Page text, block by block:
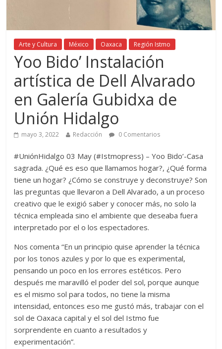
Arte y Cultura México Oaxaca Región Istmo
Yoo Bido’ Instalación
artística de Dell Alvarado
en Galería Gubidxa de
Unión Hidalgo
mayo 3, 2022 Redacción 0 Comentarios
#UniónHidalgo 03 May (#Istmopress) – Yoo Bido’-Casa
sagrada. ¿Qué es eso que llamamos hogar?, ¿Qué forma
tiene un hogar? ¿Cómo se construye y deconstruye? Son
las preguntas que llevaron a Dell Alvarado, a un proceso
creativo que le exigió saber y conocer más, no solo la
técnica empleada sino el ambiente que deseaba fuera
interpretado por el o los espectadores.
Nos comenta “En un principio quise aprender la técnica
por los tonos azules y por lo que es experimental,
pensando un poco en los errores estéticos. Pero
después me maravilló el poder del sol, porque aunque
es el mismo sol para todos, no tiene la misma
intensidad, entonces eso me gustó más, trabajar con el
sol de Oaxaca capital y el sol del Istmo fue
sorprendente en cuanto a resultados y
experimentación”.